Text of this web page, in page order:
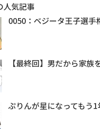
人気記事
0050：ベジータ王子選手
【最終回】男だから家
ぷりんが星になってもう